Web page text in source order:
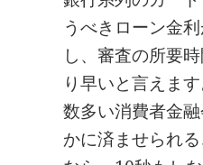
うべきローン金
し、審査の所要
り早いと言えます
数多い消費者金
かに済ませられ